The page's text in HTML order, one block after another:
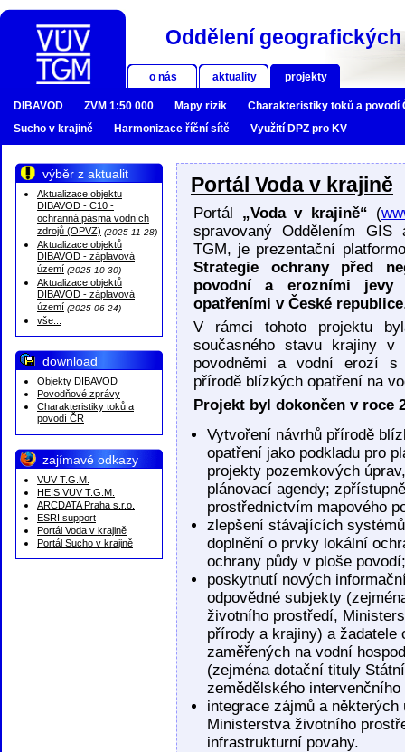
Oddělení
o nás aktuality projekty
DIBAVOD ZVM 1:50 000 Mapy rizik
Charakteristiky toků a povodí
Sucho v krajině
Harmonizace říční sítě Využití DPZ pro KV
výběr z aktualit
Aktualizace objektu
DIBAVOD - C10 -
ochranná pásma vodních
zdrojů (OPVZ) (2025-11-28)
Aktualizace objektů
DIBAVOD - záplavová
území (2025-10-30)
Aktualizace objektů
DIBAVOD - záplavová
území (2025-06-24)
vše...
download
Objekty DIBAVOD
Povodňové zprávy
Charakteristiky toků a
povodí ČR
zajímavé odkazy
VUV T.G.M.
HEIS VUV T.G.M.
ARCDATA Praha s.r.o.
ESRI support
Portál Voda v krajině
Portál Sucho v krajině
Portál Voda v krajině
Portál „Voda v krajině“ (
spravovaný Oddělením GIS
TGM, je prezentační
Strategie ochrany před
povodní a erozními jevy
opatřeními v České republice
V rámci tohoto projektu
současného stavu krajiny
povodněmi a vodní erozí s
přírodě blízkých opatření na
Projekt byl dokončen v roce
Vytvoření návrhů přírodě
opatření jako podkladu pro
projekty pozemkových
plánovací agendy;
prostřednictvím mapového
zlepšení stávajících
doplnění o prvky lokální
ochrany půdy v ploše povodí;
poskytnutí nových
odpovědné subjekty
životního prostředí,
přírody a krajiny) a žadatele
zaměřených na vodní
(zejména dotační tituly
zemědělského intervenčního
integrace zájmů a
Ministerstva životního
infrastrukturní povahy.